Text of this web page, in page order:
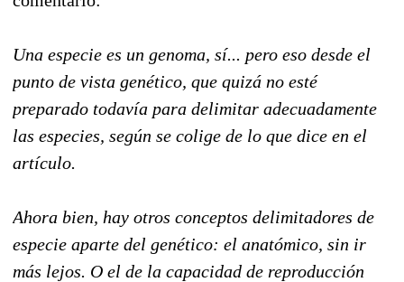
Una especie es un genoma, sí... pero eso desde el
punto de vista genético, que quizá no esté
preparado todavía para delimitar adecuadamente
las especies, según se colige de lo que dice en el
artículo.
Ahora bien, hay otros conceptos delimitadores de
especie aparte del genético: el anatómico, sin ir
más lejos. O el de la capacidad de reproducción